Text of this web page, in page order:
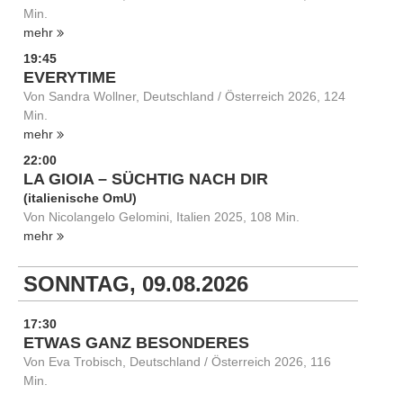
Min.
mehr
19:45
EVERYTIME
Von Sandra Wollner, Deutschland / Österreich 2026, 124
Min.
mehr
22:00
LA GIOIA – SÜCHTIG NACH DIR
(italienische OmU)
Von Nicolangelo Gelomini, Italien 2025, 108 Min.
mehr
SONNTAG, 09.08.2026
17:30
ETWAS GANZ BESONDERES
Von Eva Trobisch, Deutschland / Österreich 2026, 116
Min.